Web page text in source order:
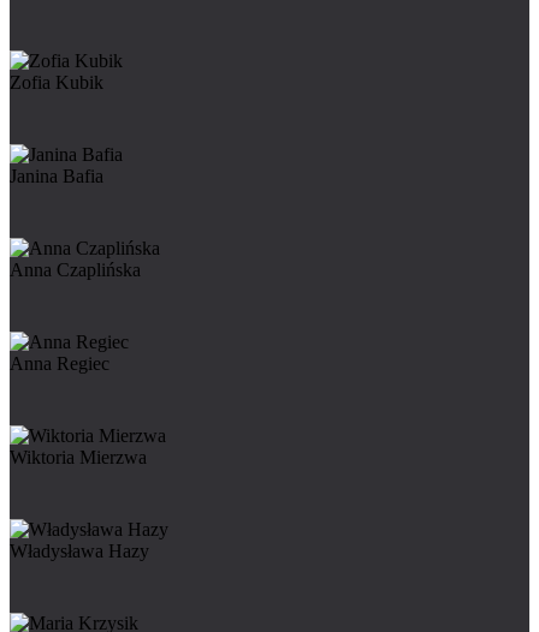
Zofia Kubik
Janina Bafia
Anna Czaplińska
Anna Regiec
Wiktoria Mierzwa
Władysława Hazy